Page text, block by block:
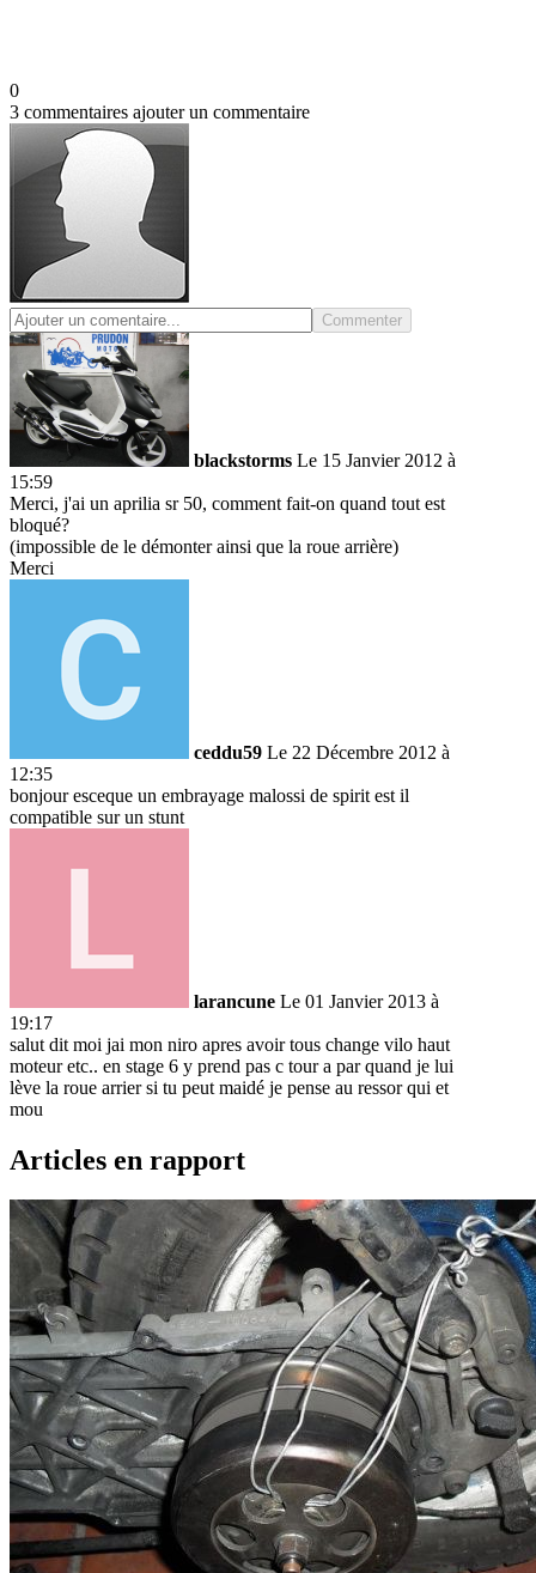
0
3 commentaires ajouter un commentaire
Commenter
blackstorms Le 15 Janvier 2012 à
15:59
Merci, j'ai un aprilia sr 50, comment fait-on quand tout est
bloqué?
(impossible de le démonter ainsi que la roue arrière)
Merci
ceddu59 Le 22 Décembre 2012 à
12:35
bonjour esceque un embrayage malossi de spirit est il
compatible sur un stunt
larancune Le 01 Janvier 2013 à
19:17
salut dit moi jai mon niro apres avoir tous change vilo haut
moteur etc.. en stage 6 y prend pas c tour a par quand je lui
lève la roue arrier si tu peut maidé je pense au ressor qui et
mou
Articles en rapport